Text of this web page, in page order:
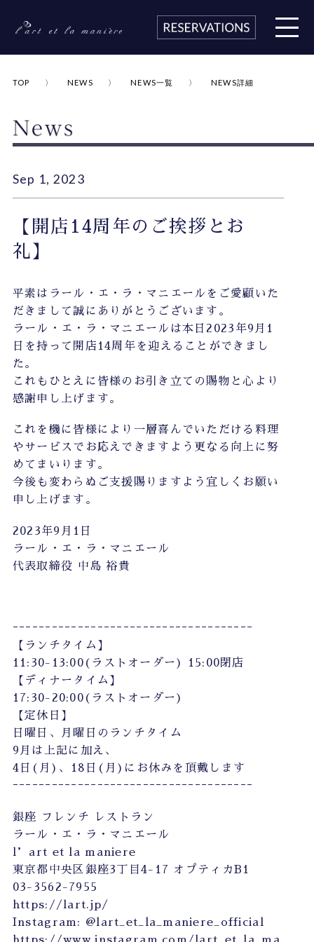
TOP NEWS NEWS一覧 NEWS詳細
Sep 1, 2023
【開店14周年のご挨拶とお
礼】
平素はラール・エ・ラ・マニエールをご愛顧いた
だきまして誠にありがとうございます。
ラール・エ・ラ・マニエールは本日2023年9月1
日を持って開店14周年を迎えることができまし
た。
これもひとえに皆様のお引き立ての賜物と心より
感謝申し上げます。
これを機に皆様により一層喜んでいただける料理
やサービスでお応えできますよう更なる向上に努
めてまいります。
今後も変わらぬご支援賜りますよう宜しくお願い
申し上げます。
2023年9月1日
ラール・エ・ラ・マニエール
代表取締役 中島 裕貴
ｰｰｰｰｰｰｰｰｰｰｰｰｰｰｰｰｰｰｰｰｰｰｰｰｰｰｰｰｰｰｰｰｰｰｰｰｰ
【ランチタイム】
11:30-13:00(ラストオーダー) 15:00閉店
【ディナータイム】
17:30-20:00(ラストオーダー)
【定休日】
日曜日、月曜日のランチタイム
9月は上記に加え、
4日(月)、18日(月)にお休みを頂戴します
ｰｰｰｰｰｰｰｰｰｰｰｰｰｰｰｰｰｰｰｰｰｰｰｰｰｰｰｰｰｰｰｰｰｰｰｰｰ
銀座 フレンチ レストラン
ラール・エ・ラ・マニエール
l’art et la maniere
東京都中央区銀座3丁目4-17 オプティカB1
03-3562-7955
https://lart.jp/
Instagram: @lart_et_la_maniere_official
https://www.instagram.com/lart_et_la_ma